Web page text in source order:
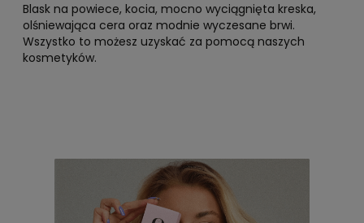
Blask na powiece, kocia, mocno wyciągnięta kreska,
olśniewająca cera oraz modnie wyczesane brwi.
Wszystko to możesz uzyskać za pomocą naszych
kosmetyków.